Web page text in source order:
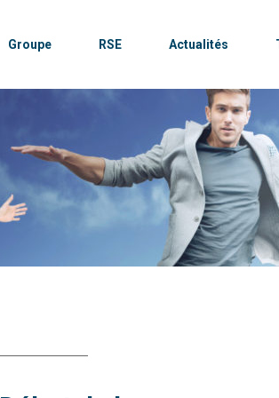
Groupe RSE Actualités